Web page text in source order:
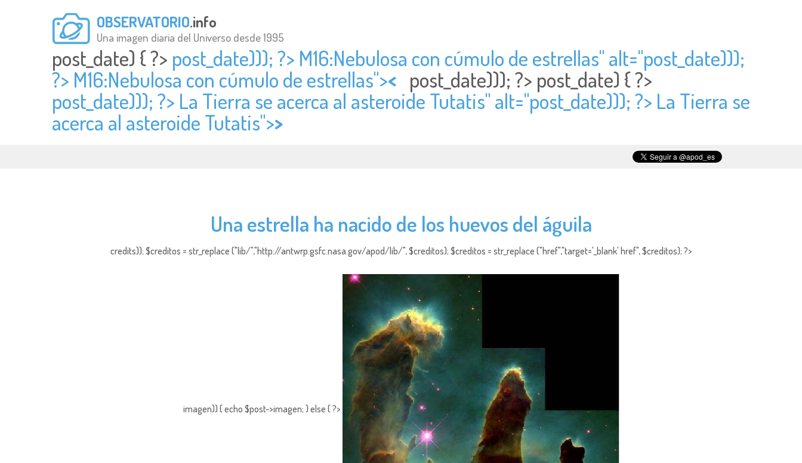
OBSERVATORIO.info
Una imagen diaria del Universo desde 1995
post_date) { ?> post_date))); ?> M16:Nebulosa con cúmulo de estrellas" alt="post_date)));
?> M16:Nebulosa con cúmulo de estrellas">< post_date))); ?> post_date) { ?>
post_date))); ?> La Tierra se acerca al asteroide Tutatis" alt="post_date))); ?> La Tierra se
acerca al asteroide Tutatis">>
Una estrella ha nacido de los huevos del águila
credits)); $creditos = str_replace ("lib/","http://antwrp.gsfc.nasa.gov/apod/lib/", $creditos); $creditos = str_replace ("href","target='_blank' href", $creditos); ?>
imagen)) { echo $post->imagen; } else { ?>